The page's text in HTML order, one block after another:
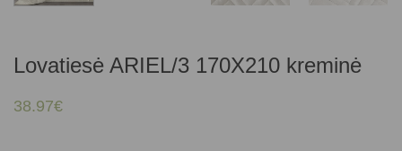
Lovatiesė ARIEL/3 170X210 kreminė
38.97€